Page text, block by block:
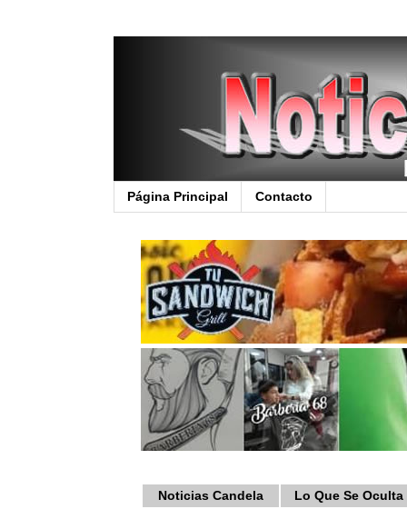
Página Principal Contacto
Noticias Candela Lo Que Se Oculta